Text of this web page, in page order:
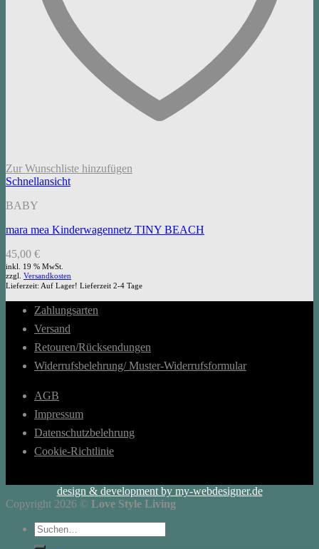
Zur Wunschliste hinzufügen
Schnellansicht
BABY
mara mea Kinderwagennetz TINY BEACH
45,00 €
inkl. 19 % MwSt.
zzgl. Versandkosten
Lieferzeit: Auf Lager! Lieferzeit 2-4 Tage
Zahlungsarten
Versand
Retouren/Rücksendungen
Widerrufsbelehrung/ Muster-Widerrufsformular
AGB
Impressum
Datenschutzbelehrung
Cookie-Richtlinie
design & development by my-webdesigner.de
Copyright 2026 © Love Style Living
Suchen
nach: